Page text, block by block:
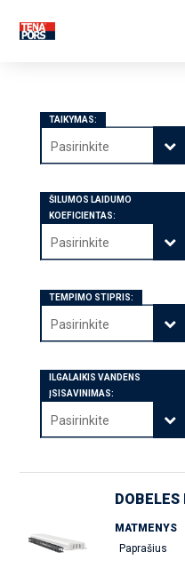
Sienos šilumos
Stogo šilumos
LIEKAMŲJŲ
Apšiltinti
KŪRYBINĖ
TAIKYMAS:
Pasirinkite
ŠILUMOS LAIDUMO
KOEFICIENTAS:
Pasirinkite
TEMPIMO STIPRIS:
Pasirinkite
ILGALAIKIS VANDENS
ĮSISAVINIMAS:
Pasirinkite
DOBELES
MATMENYS
Paprašius